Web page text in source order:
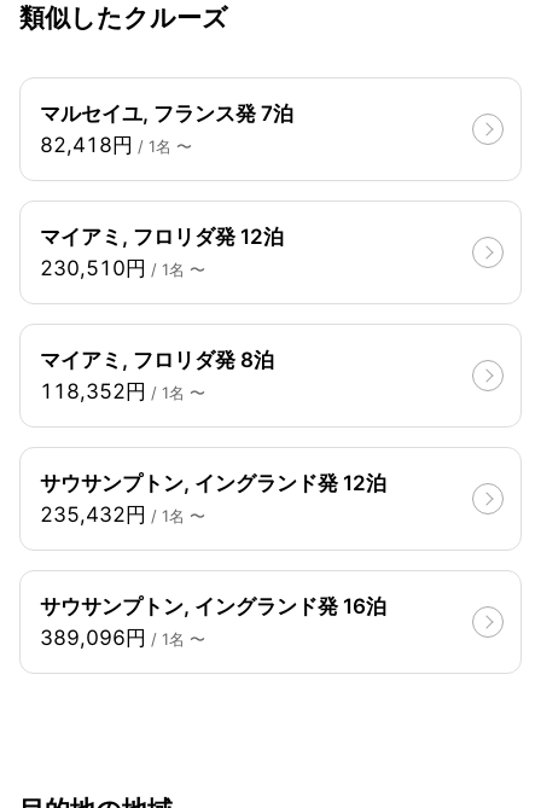
類似したクルーズ
マルセイユ, フランス発 7泊
82,418円 / 1名 〜
マイアミ, フロリダ発 12泊
230,510円 / 1名 〜
マイアミ, フロリダ発 8泊
118,352円 / 1名 〜
サウサンプトン, イングランド発 12泊
235,432円 / 1名 〜
サウサンプトン, イングランド発 16泊
389,096円 / 1名 〜